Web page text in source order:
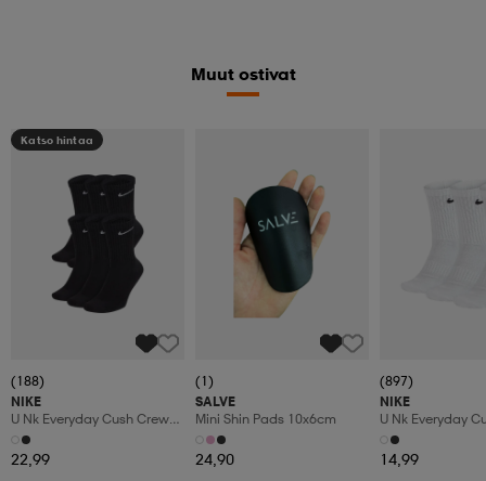
Muut ostivat
Katso hintaa
(188)
NIKE
U Nk Everyday Cush Crew
6pr-Bd
22,99
(1)
SALVE
Mini Shin Pads 10x6cm
24,90
(897)
NIKE
U Nk Everyday
3pr
14,99